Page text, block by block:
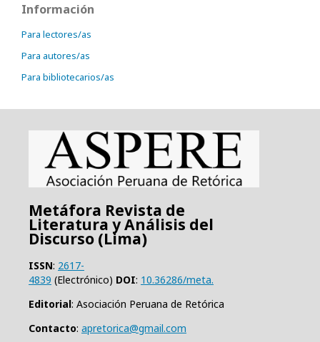
Información
Para lectores/as
Para autores/as
Para bibliotecarios/as
Metáfora Revista de
Literatura y Análisis del
Discurso (Lima)
ISSN: 2617-
4839 (Electrónico) DOI: 10.36286/meta.
Editorial: Asociación Peruana de Retórica
Contacto: apretorica@gmail.com